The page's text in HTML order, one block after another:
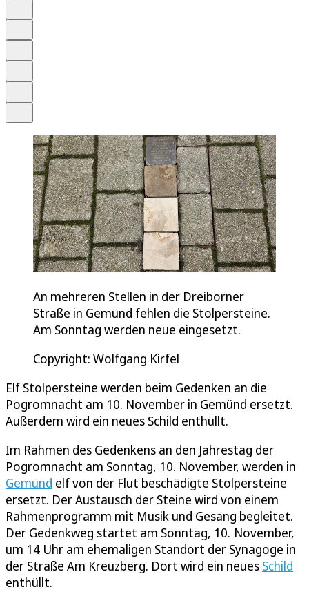
An mehreren Stellen in der Dreiborner
Straße in Gemünd fehlen die Stolpersteine.
Am Sonntag werden neue eingesetzt.
Copyright: Wolfgang Kirfel
Elf Stolpersteine werden beim Gedenken an die
Pogromnacht am 10. November in Gemünd ersetzt.
Außerdem wird ein neues Schild enthüllt.
Im Rahmen des Gedenkens an den Jahrestag der
Pogromnacht am Sonntag, 10. November, werden in
Gemünd elf von der Flut beschädigte Stolpersteine
ersetzt. Der Austausch der Steine wird von einem
Rahmenprogramm mit Musik und Gesang begleitet.
Der Gedenkweg startet am Sonntag, 10. November,
um 14 Uhr am ehemaligen Standort der Synagoge in
der Straße Am Kreuzberg. Dort wird ein neues Schild
enthüllt.